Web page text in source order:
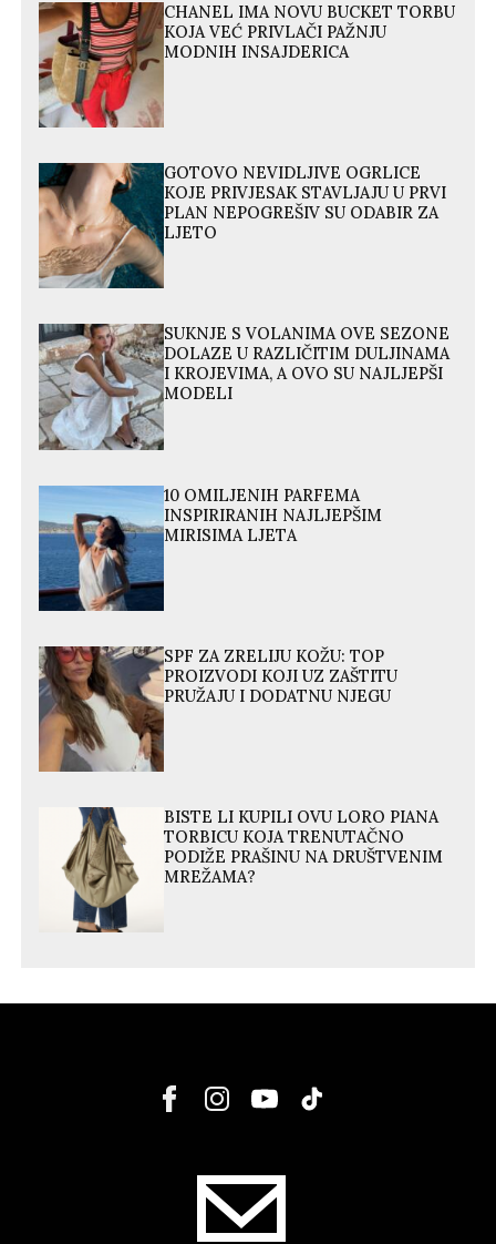
CHANEL IMA NOVU BUCKET TORBU
KOJA VEĆ PRIVLAČI PAŽNJU
MODNIH INSAJDERICA
GOTOVO NEVIDLJIVE OGRLICE
KOJE PRIVJESAK STAVLJAJU U PRVI
PLAN NEPOGREŠIV SU ODABIR ZA
LJETO
SUKNJE S VOLANIMA OVE SEZONE
DOLAZE U RAZLIČITIM DULJINAMA
I KROJEVIMA, A OVO SU NAJLJEPŠI
MODELI
10 OMILJENIH PARFEMA
INSPIRIRANIH NAJLJEPŠIM
MIRISIMA LJETA
SPF ZA ZRELIJU KOŽU: TOP
PROIZVODI KOJI UZ ZAŠTITU
PRUŽAJU I DODATNU NJEGU
BISTE LI KUPILI OVU LORO PIANA
TORBICU KOJA TRENUTAČNO
PODIŽE PRAŠINU NA DRUŠTVENIM
MREŽAMA?